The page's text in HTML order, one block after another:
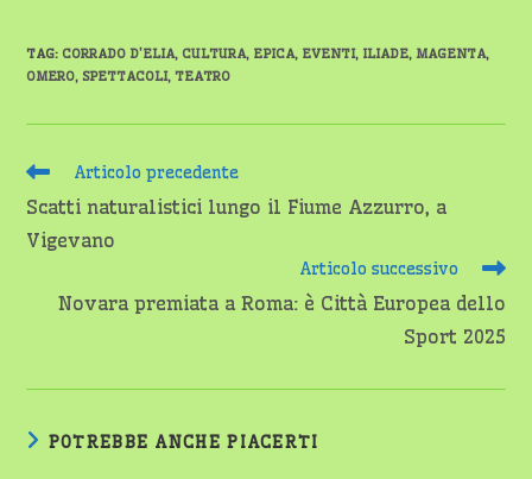
TAG: CORRADO D’ELIA, CULTURA, EPICA, EVENTI, ILIADE, MAGENTA,
OMERO, SPETTACOLI, TEATRO
Leggi
articoli
Articolo precedente
Scatti naturalistici lungo il Fiume Azzurro, a
Vigevano
Articolo successivo
Novara premiata a Roma: è Città Europea dello
Sport 2025
POTREBBE ANCHE PIACERTI